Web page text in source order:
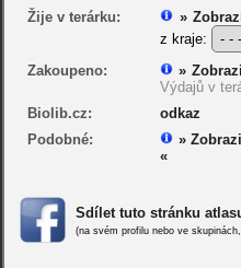
Žije v terárku:
»
z kraje:
Zakoupeno:
»
Výdajů v
Biolib.cz:
odkaz
Podobné:
»
«
Sdílet tuto stránku
(na svém profilu nebo ve